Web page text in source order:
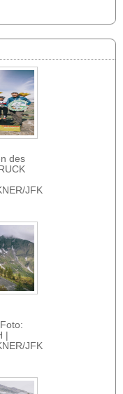
des
JFK
|
JFK